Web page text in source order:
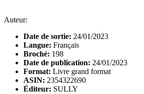
Auteur:
Date de sortie: 24/01/2023
Langue: Français
Broché: 198
Date de publication: 24/01/2023
Format: Livre grand format
ASIN: 2354322690
Éditeur: SULLY